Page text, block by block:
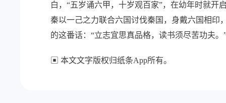
白，“五岁诵六甲，十岁观百家”，在幼年时就开
秦以一己之力联合六国讨伐秦国，身戴六国相印
的这番话：“立志宜思真品格，读书须尽苦功夫
▣ 本文文字版权归纸条App所有。